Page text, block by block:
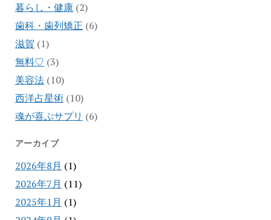
暮らし・健康(2)
歯科・歯列矯正 (6)
滋賀 (1)
無料♡ (3)
美容法(10)
西洋占星術(10)
魂が喜ぶサプリ (6)
アーカイブ
2026年8月 (1)
2026年7月 (11)
2025年1月 (1)